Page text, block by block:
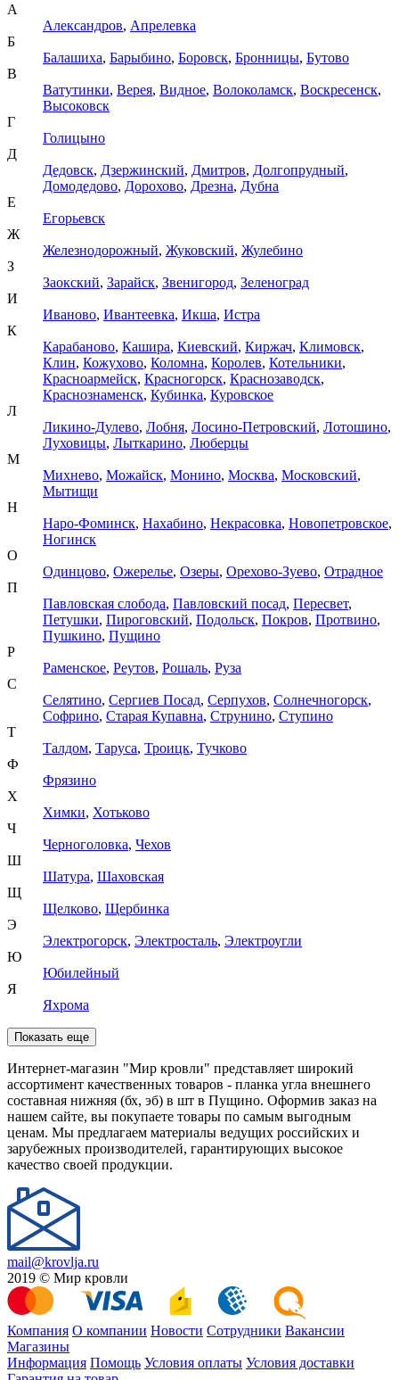
А
Александров, Апрелевка
Б
Балашиха, Барыбино, Боровск, Бронницы, Бутово
В
Ватутинки, Верея, Видное, Волоколамск, Воскресенск,
Высоковск
Г
Голицыно
Д
Дедовск, Дзержинский, Дмитров, Долгопрудный,
Домодедово, Дорохово, Дрезна, Дубна
Е
Егорьевск
Ж
Железнодорожный, Жуковский, Жулебино
З
Заокский, Зарайск, Звенигород, Зеленоград
И
Иваново, Ивантеевка, Икша, Истра
К
Карабаново, Кашира, Киевский, Киржач, Климовск,
Клин, Кожухово, Коломна, Королев, Котельники,
Красноармейск, Красногорск, Краснозаводск,
Краснознаменск, Кубинка, Куровское
Л
Ликино-Дулево, Лобня, Лосино-Петровский, Лотошино,
Луховицы, Лыткарино, Люберцы
М
Михнево, Можайск, Монино, Москва, Московский,
Мытищи
Н
Наро-Фоминск, Нахабино, Некрасовка, Новопетровское,
Ногинск
О
Одинцово, Ожерелье, Озеры, Орехово-Зуево, Отрадное
П
Павловская слобода, Павловский посад, Пересвет,
Петушки, Пироговский, Подольск, Покров, Протвино,
Пушкино, Пущино
Р
Раменское, Реутов, Рошаль, Руза
С
Селятино, Сергиев Посад, Серпухов, Солнечногорск,
Софрино, Старая Купавна, Струнино, Ступино
Т
Талдом, Таруса, Троицк, Тучково
Ф
Фрязино
Х
Химки, Хотьково
Ч
Черноголовка, Чехов
Ш
Шатура, Шаховская
Щ
Щелково, Щербинка
Э
Электрогорск, Электросталь, Электроугли
Ю
Юбилейный
Я
Яхрома
Показать еще
Интернет-магазин "Мир кровли" представляет широкий
ассортимент качественных товаров - планка угла внешнего
составная нижняя (бх, эб) в шт в Пущино. Оформив заказ на
нашем сайте, вы покупаете товары по самым выгодным
ценам. Мы предлагаем материалы ведущих российских и
зарубежных производителей, гарантирующих высокое
качество своей продукции.
mail@krovlja.ru
2019 © Мир кровли
Компания О компании Новости Сотрудники Вакансии
Магазины
Информация Помощь Условия оплаты Условия доставки